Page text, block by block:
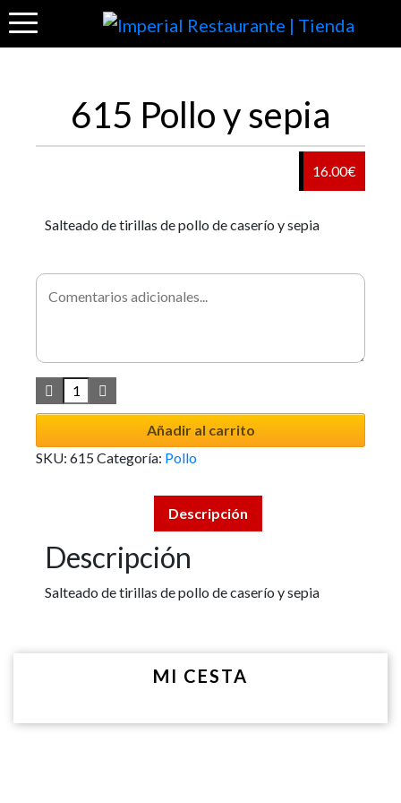
615 Pollo y sepia
16.00€
Salteado de tirillas de pollo de caserío y sepia
Añadir al carrito
SKU: 615Categoría: Pollo
Descripción
Descripción
Salteado de tirillas de pollo de caserío y sepia
MI CESTA